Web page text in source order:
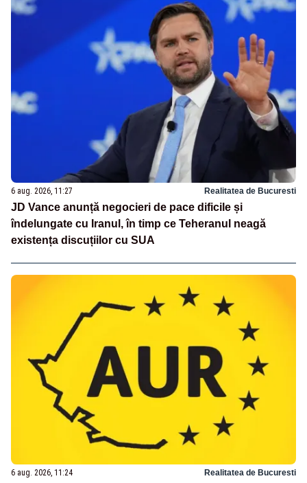
6 aug. 2026, 11:27 Realitatea de Bucuresti
JD Vance anunță negocieri de pace dificile și
îndelungate cu Iranul, în timp ce Teheranul neagă
existența discuțiilor cu SUA
6 aug. 2026, 11:24 Realitatea de Bucuresti